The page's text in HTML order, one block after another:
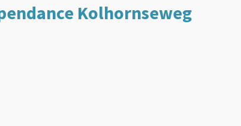
Kolhornseweg